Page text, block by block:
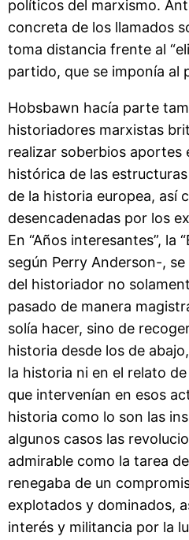
políticos del marxismo.
concreta de los llamados
toma distancia frente al
partido, que se imponía al
Hobsbawn hacía parte
historiadores marxistas
realizar soberbios aportes
histórica de las
de la historia europea, así
desencadenadas por los
En “Años interesantes”, la
según Perry Anderson-,
del historiador no
pasado de manera
solía hacer, sino de
historia desde los de
la historia ni en el relato
que intervenían en esos
historia como lo son las
algunos casos las
admirable como la tarea
renegaba de un
explotados y dominados,
interés y militancia por la